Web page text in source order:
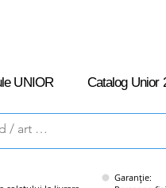
UNIOR Catalog Unior
Garanție: